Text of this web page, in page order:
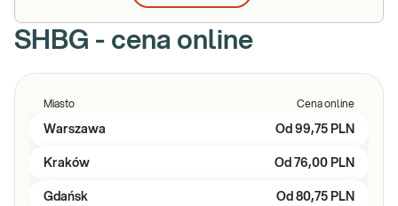
SHBG - cena online
Miasto Cena online
Warszawa Od 99,75 PLN
Kraków Od 76,00 PLN
Gdańsk Od 80,75 PLN